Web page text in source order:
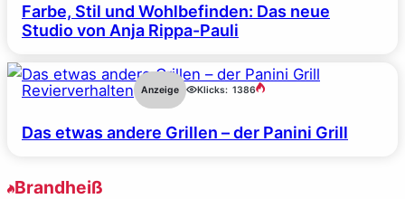
Farbe, Stil und Wohlbefinden: Das neue
Studio von Anja Rippa-Pauli
Revierverhalten Anzeige Klicks: 1386
Das etwas andere Grillen – der Panini Grill
Brandheiß